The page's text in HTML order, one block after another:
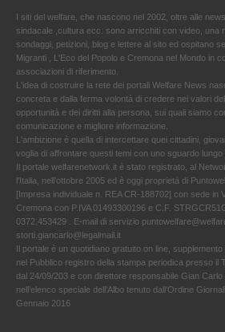
I siti del welfare, che nascono nel 2002, oltre alle
sindacale ,cultura ecc. sono arricchiti con video, una
sondaggi, petizioni, blog e lettere al sito ed ospitano
Migranti , L'Eco del Popolo e Cremona nel Mondo in
associazioni di riferimento.
L'idea di costruire la rete dei portali Welfare News
concreta e dalla ferma volontà di credere nei valori
opportunità e dei diritti alla persona, sui quali siamo
comunicazione e migliore informazione.
L'ambizione è quella di intercettare quei cittadini,
voglia di affrontare questi temi con uno sguardo lungo
Il portale welfarenetwork.it è stato registrato, al
l'Italia, nell’ottobre 2005 ed è oggi proprietà di
[Impresa individuale n. REA CR-188702] con sede in
Cremona con P.IVA 01493300196 e C.F.
0372.453429 . E-mail di servizio
storti.giancarlo@legalmail.it
Il portale è un quotidiano gratuito on line,
nel Pubblico registro della stampa periodica presso il
dal 24/09/203 e con direttore responsabile Gian
nell’elenco speciale dell’Albo tenuto dall’Ordine
Gennaio 2016